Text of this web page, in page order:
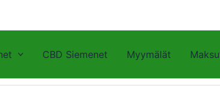
CBD Siemenet Myymälät